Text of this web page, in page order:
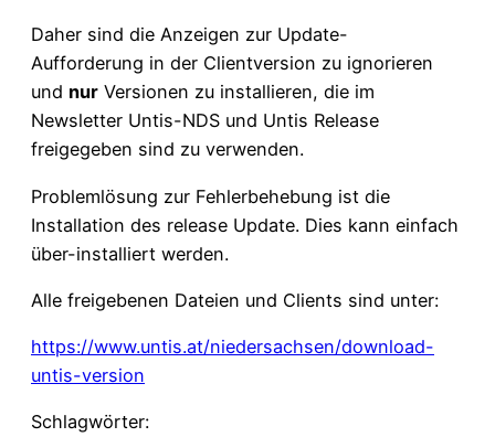
Daher sind die Anzeigen zur Update-
Aufforderung in der Clientversion zu ignorieren
und nur Versionen zu installieren, die im
Newsletter Untis-NDS und Untis Release
freigegeben sind zu verwenden.
Problemlösung zur Fehlerbehebung ist die
Installation des release Update. Dies kann einfach
über-installiert werden.
Alle freigebenen Dateien und Clients sind unter:
https://www.untis.at/niedersachsen/download-
untis-version
Schlagwörter: